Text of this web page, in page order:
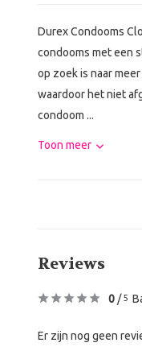
Durex Condooms
condooms met een
op zoek is naar
waardoor het niet
condoom ...
Toon meer
Reviews
0 /5
Er zijn nog geen